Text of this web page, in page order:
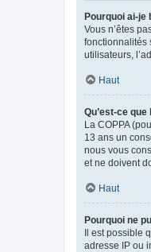
Pourquoi ai-je
Vous n’êtes
fonctionnalités
utilisateurs,
Haut
Qu’est-ce que
La COPPA
13 ans un
nous vous
et ne doivent
Haut
Pourquoi ne
Il est possible
adresse IP ou